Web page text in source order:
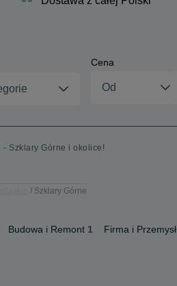
Cena
- Szklary Górne i okolice!
Szklary Górne
Budowa i Remont 1 Firma i Przemysł